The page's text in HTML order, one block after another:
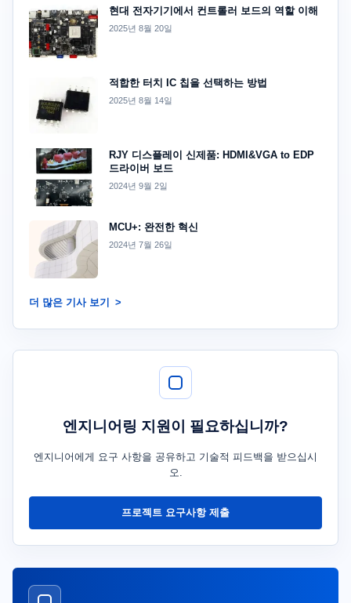
현대 전자기기에서 컨트롤러 보드의 역할 이해
2025년 8월 20일
적합한 터치 IC 칩을 선택하는 방법
2025년 8월 14일
RJY 디스플레이 신제품: HDMI&VGA to EDP
드라이버 보드
2024년 9월 2일
MCU+: 완전한 혁신
2024년 7월 26일
더 많은 기사 보기
엔지니어링 지원이 필요하십니까?
엔지니어에게 요구 사항을 공유하고 기술적 피드백을 받으십시
오.
프로젝트 요구사항 제출